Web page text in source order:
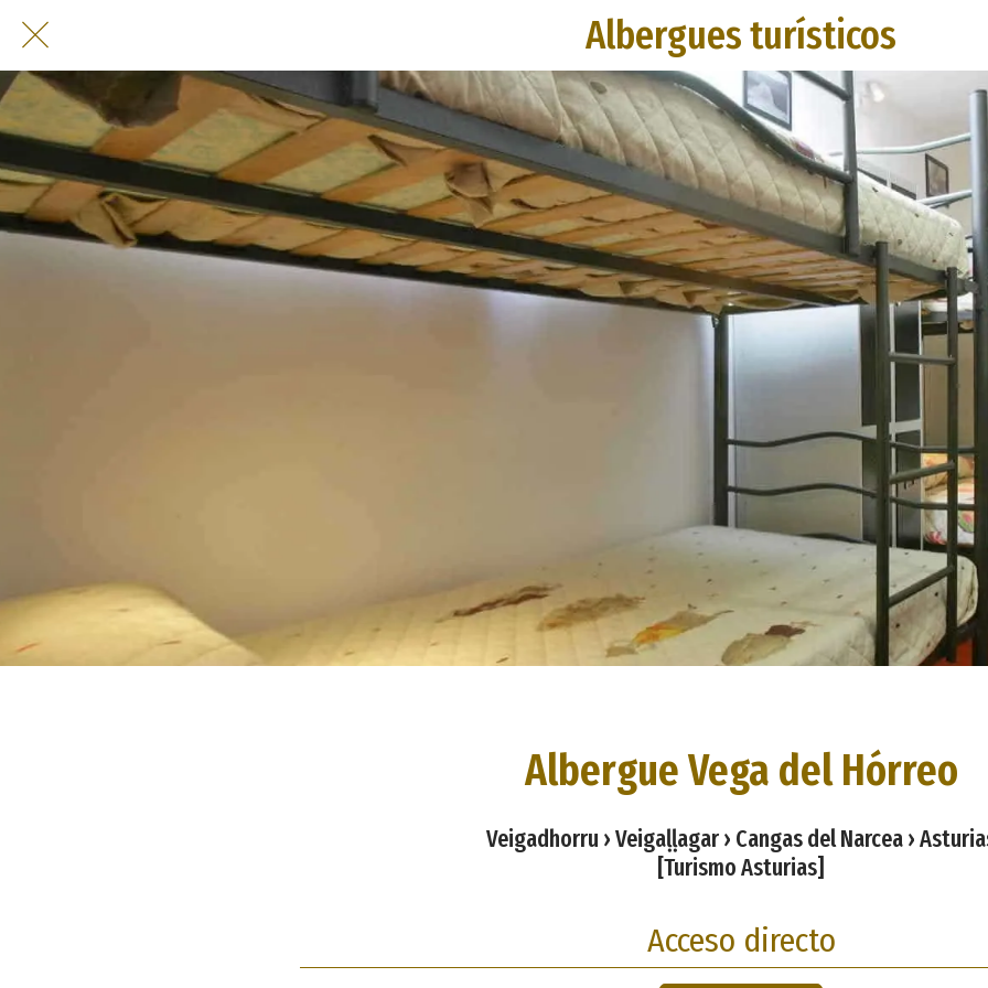
Albergues turísticos
Albergue Vega del Hórreo
Veigadhorru › Veigaḷḷagar › Cangas del Narcea ›
[Turismo Asturias]
Acceso directo